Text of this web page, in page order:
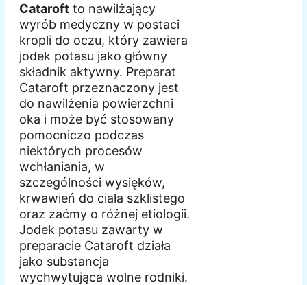
Cataroft to nawilżający
wyrób medyczny w postaci
kropli do oczu, który zawiera
jodek potasu jako główny
składnik aktywny. Preparat
Cataroft przeznaczony jest
do nawilżenia powierzchni
oka i może być stosowany
pomocniczo podczas
niektórych procesów
wchłaniania, w
szczególności wysięków,
krwawień do ciała szklistego
oraz zaćmy o różnej etiologii.
Jodek potasu zawarty w
preparacie Cataroft działa
jako substancja
wychwytująca wolne rodniki.